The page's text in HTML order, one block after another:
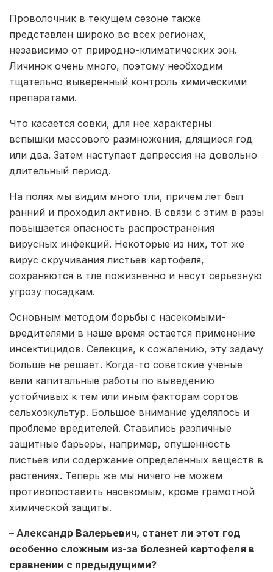
Проволочник в текущем сезоне также
представлен широко во всех регионах,
независимо от природно-климатических зон.
Личинок очень много, поэтому необходим
тщательно выверенный контроль химическими
препаратами.
Что касается совки, для нее характерны
вспышки массового размножения, длящиеся год
или два. Затем наступает депрессия на довольно
длительный период.
На полях мы видим много тли, причем лет был
ранний и проходил активно. В связи с этим в разы
повышается опасность распространения
вирусных инфекций. Некоторые из них, тот же
вирус скручивания листьев картофеля,
сохраняются в тле пожизненно и несут серьезную
угрозу посадкам.
Основным методом борьбы с насекомыми-
вредителями в наше время остается применение
инсектицидов. Селекция, к сожалению, эту задачу
больше не решает. Когда-то советские ученые
вели капитальные работы по выведению
устойчивых к тем или иным факторам сортов
сельхозкультур. Большое внимание уделялось и
проблеме вредителей. Ставились различные
защитные барьеры, например, опушенность
листьев или содержание определенных веществ в
растениях. Теперь же мы ничего не можем
противопоставить насекомым, кроме грамотной
химической защиты.
– Александр Валерьевич, станет ли этот год
особенно сложным из-за болезней картофеля в
сравнении с предыдущими?